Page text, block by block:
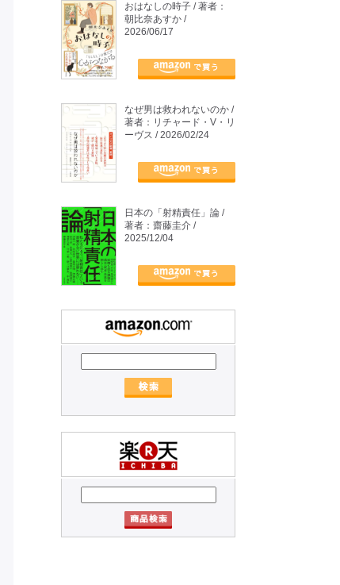
おはなしの時子 / 著者：
朝比奈あすか /
2026/06/17
なぜ男は救われないのか /
著者：リチャード・V・リ
ーヴス / 2026/02/24
日本の「射精責任」論 /
著者：齋藤圭介 /
2025/12/04